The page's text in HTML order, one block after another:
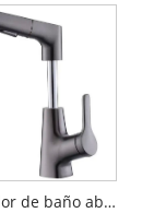
Mezclador de baño abatible